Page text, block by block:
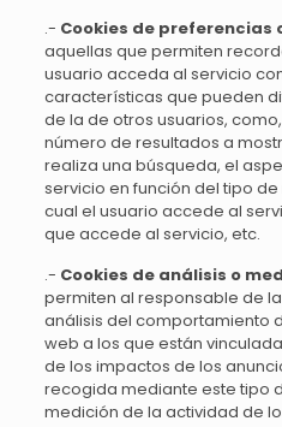
.- Cookies de preferencias
aquellas que permiten
usuario acceda al servicio
características que pueden
de la de otros usuarios,
número de resultados a
realiza una búsqueda, el
servicio en función del tipo
cual el usuario accede al
que accede al servicio, etc.
.- Cookies de análisis o
permiten al responsable de
análisis del comportamiento
web a los que están
de los impactos de los
recogida mediante este tipo
medición de la actividad de